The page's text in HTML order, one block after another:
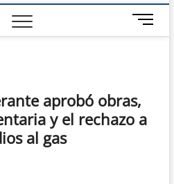
B
o
e
m
aprobó obras,
y el rechazo a
al gas